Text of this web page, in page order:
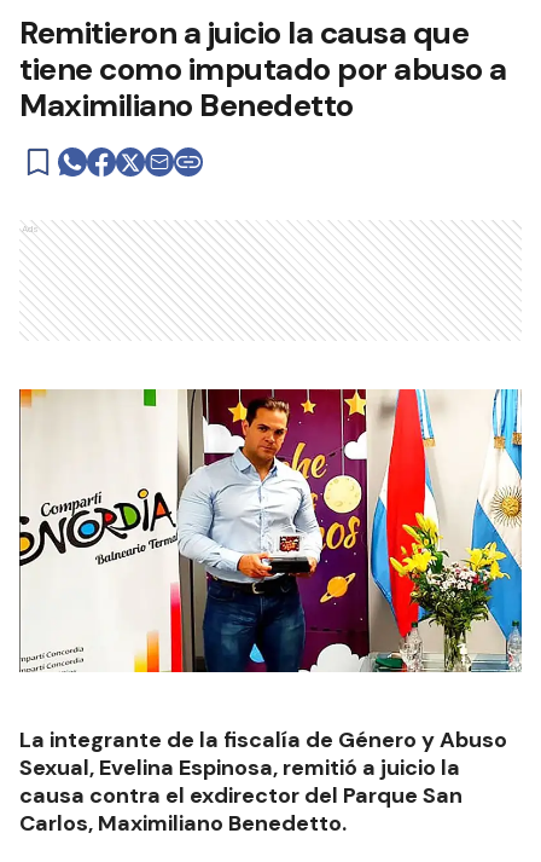
Remitieron a juicio la causa que
tiene como imputado por abuso a
Maximiliano Benedetto
Ads
La integrante de la fiscalía de Género y Abuso
Sexual, Evelina Espinosa, remitió a juicio la
causa contra el exdirector del Parque San
Carlos, Maximiliano Benedetto.